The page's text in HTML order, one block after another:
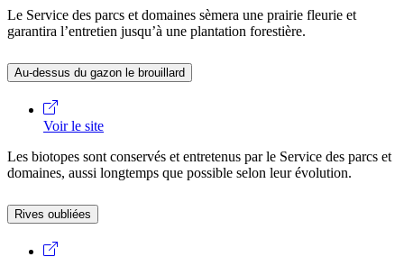
Le Service des parcs et domaines sèmera une prairie fleurie et
garantira l’entretien jusqu’à une plantation forestière.
Au-dessus du gazon le brouillard
Voir le site
Les biotopes sont conservés et entretenus par le Service des parcs et
domaines, aussi longtemps que possible selon leur évolution.
Rives oubliées